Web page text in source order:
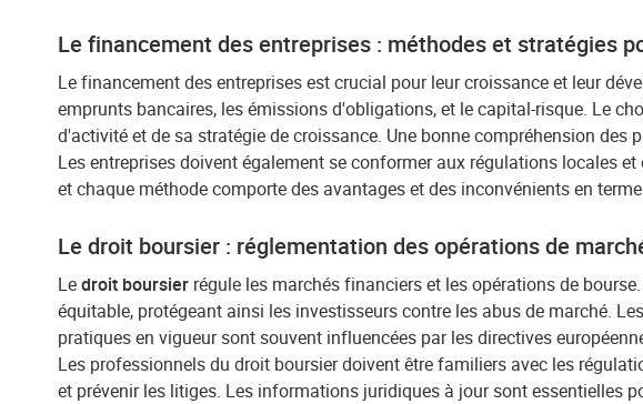
Le financement des entreprises : méthodes et stratégies
Le financement des entreprises est crucial pour leur croissance et leur
emprunts bancaires, les émissions d'obligations, et le capital-risque. Le
d'activité et de sa stratégie de croissance. Une bonne compréhension
Les entreprises doivent également se conformer aux régulations locales
et chaque méthode comporte des avantages et des inconvénients en
Le droit boursier : réglementation des opérations de
Ledroit boursier régule les marchés financiers et les opérations de
équitable, protégeant ainsi les investisseurs contre les abus de marché.
pratiques en vigueur sont souvent influencées par les directives
Les professionnels du droit boursier doivent être familiers avec les
et prévenir les litiges. Les informations juridiques à jour sont essentielles